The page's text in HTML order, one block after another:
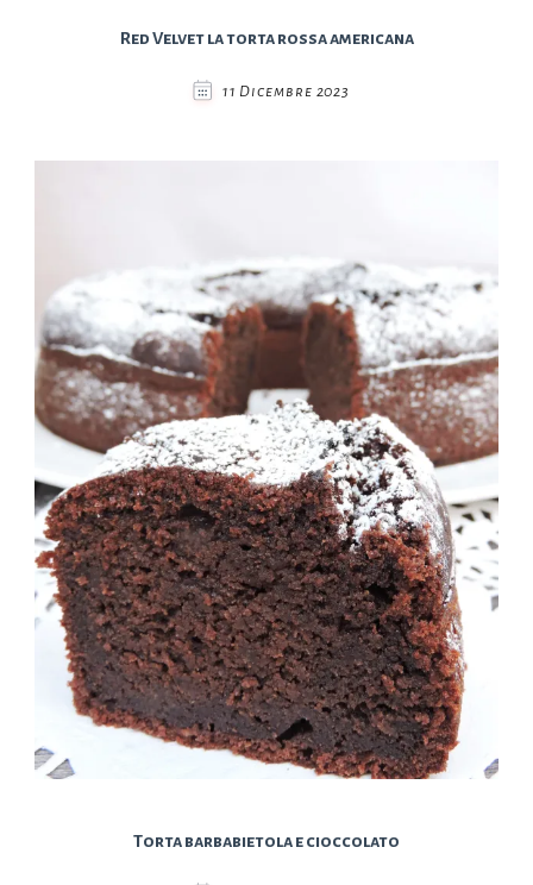
Red Velvet la torta rossa americana
11 Dicembre 2023
Torta barbabietola e cioccolato